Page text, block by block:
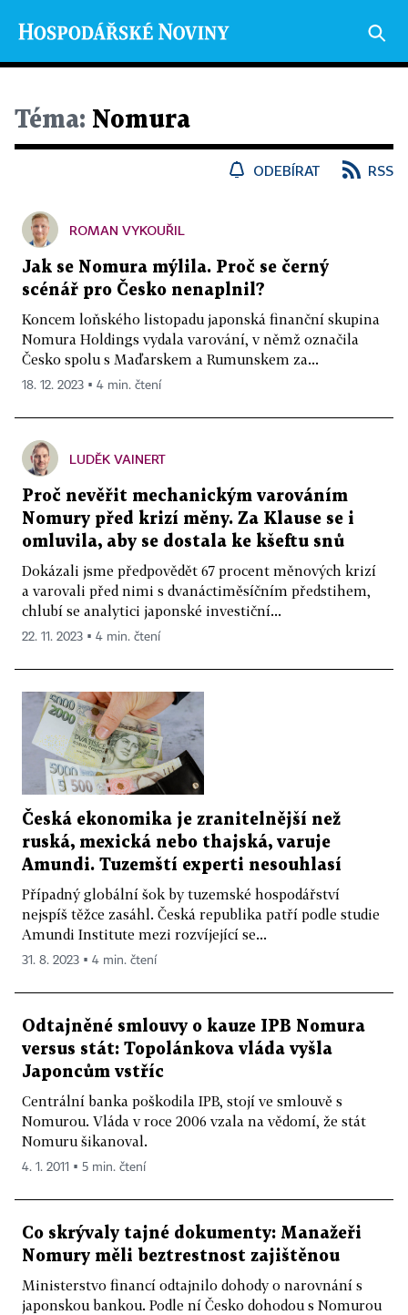
Téma: Nomura
ODEBÍRAT RSS
ROMAN VYKOUŘIL
Jak se Nomura mýlila. Proč se černý
scénář pro Česko nenaplnil?
Koncem loňského listopadu japonská finanční skupina
Nomura Holdings vydala varování, v němž označila
Česko spolu s Maďarskem a Rumunskem za...
18. 12. 2023 ▪ 4 min. čtení
LUDĚK VAINERT
Proč nevěřit mechanickým varováním
Nomury před krizí měny. Za Klause se i
omluvila, aby se dostala ke kšeftu snů
Dokázali jsme předpovědět 67 procent měnových krizí
a varovali před nimi s dvanáctiměsíčním předstihem,
chlubí se analytici japonské investiční...
22. 11. 2023 ▪ 4 min. čtení
Česká ekonomika je zranitelnější než
ruská, mexická nebo thajská, varuje
Amundi. Tuzemští experti nesouhlasí
Případný globální šok by tuzemské hospodářství
nejspíš těžce zasáhl. Česká republika patří podle studie
Amundi Institute mezi rozvíjející se...
31. 8. 2023 ▪ 4 min. čtení
Odtajněné smlouvy o kauze IPB Nomura
versus stát: Topolánkova vláda vyšla
Japoncům vstříc
Centrální banka poškodila IPB, stojí ve smlouvě s
Nomurou. Vláda v roce 2006 vzala na vědomí, že stát
Nomuru šikanoval.
4. 1. 2011 ▪ 5 min. čtení
Co skrývaly tajné dokumenty: Manažeři
Nomury měli beztrestnost zajištěnou
Ministerstvo financí odtajnilo dohody o narovnání s
japonskou bankou. Podle ní Česko dohodou s Nomurou